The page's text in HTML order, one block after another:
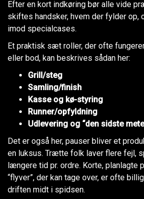
Efter en kort indkøring bør alle vide
skiftes handsker, hvem der fylder op,
imod specialcases.
Et praktisk sæt roller, der ofte
eller bod, kan beskrives sådan her:
Grill/steg
Samling/finish
Kasse og kø-styring
Runner/opfyldning
Udlevering og “den sidste
Det er også her, pauser bliver et
en luksus. Trætte folk laver flere fejl,
længere tid pr. ordre. Korte, planlagte
“flyver”, der kan tage over, er ofte
driften midt i spidsen.